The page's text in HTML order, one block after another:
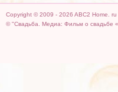
Copyright © 2009 - 2026 ABC2 Home. ru
© "Свадьба. Медиа: Фильм о свадьбе